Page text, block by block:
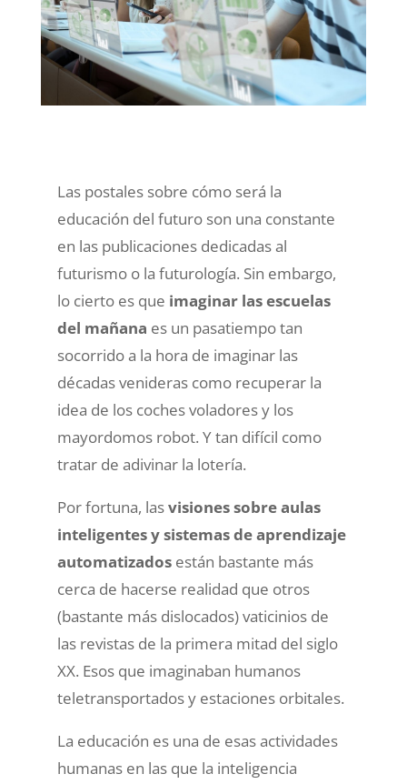
Las postales sobre cómo será la
educación del futuro son una constante
en las publicaciones dedicadas al
futurismo o la futurología. Sin embargo,
lo cierto es que imaginar las escuelas
del mañana es un pasatiempo tan
socorrido a la hora de imaginar las
décadas venideras como recuperar la
idea de los coches voladores y los
mayordomos robot. Y tan difícil como
tratar de adivinar la lotería.
Por fortuna, lasvisiones sobre aulas
inteligentes y sistemas de aprendizaje
automatizadosestán bastante más
cerca de hacerse realidad que otros
(bastante más dislocados) vaticinios de
las revistas de la primera mitad del siglo
XX. Esos que imaginaban humanos
teletransportados y estaciones orbitales.
La educación es una de esas actividades
humanas en las que la inteligencia